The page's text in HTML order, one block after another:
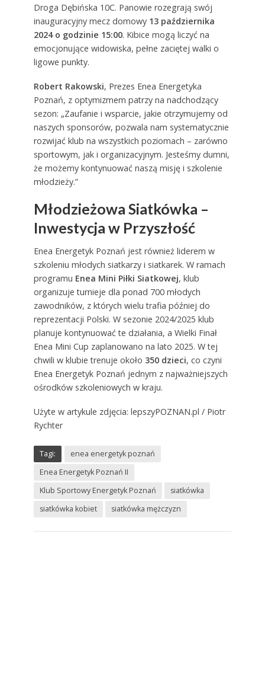
Droga Dębińska 10C. Panowie rozegrają swój
inauguracyjny mecz domowy 13 października
2024 o godzinie 15:00. Kibice mogą liczyć na
emocjonujące widowiska, pełne zaciętej walki o
ligowe punkty.
Robert Rakowski, Prezes Enea Energetyka
Poznań, z optymizmem patrzy na nadchodzący
sezon: „Zaufanie i wsparcie, jakie otrzymujemy od
naszych sponsorów, pozwala nam systematycznie
rozwijać klub na wszystkich poziomach – zarówno
sportowym, jak i organizacyjnym. Jesteśmy dumni,
że możemy kontynuować naszą misję i szkolenie
młodzieży.”
Młodzieżowa Siatkówka –
Inwestycja w Przyszłość
Enea Energetyk Poznań jest również liderem w
szkoleniu młodych siatkarzy i siatkarek. W ramach
programu Enea Mini Piłki Siatkowej, klub
organizuje turnieje dla ponad 700 młodych
zawodników, z których wielu trafia później do
reprezentacji Polski. W sezonie 2024/2025 klub
planuje kontynuować te działania, a Wielki Finał
Enea Mini Cup zaplanowano na lato 2025. W tej
chwili w klubie trenuje około 350 dzieci, co czyni
Enea Energetyk Poznań jednym z najważniejszych
ośrodków szkoleniowych w kraju.
Użyte w artykule zdjęcia: lepszyPOZNAN.pl / Piotr
Rychter
Tagi:
enea energetyk poznań
Enea Energetyk Poznań II
Klub Sportowy Energetyk Poznań
siatkówka
siatkówka kobiet
siatkówka mężczyzn